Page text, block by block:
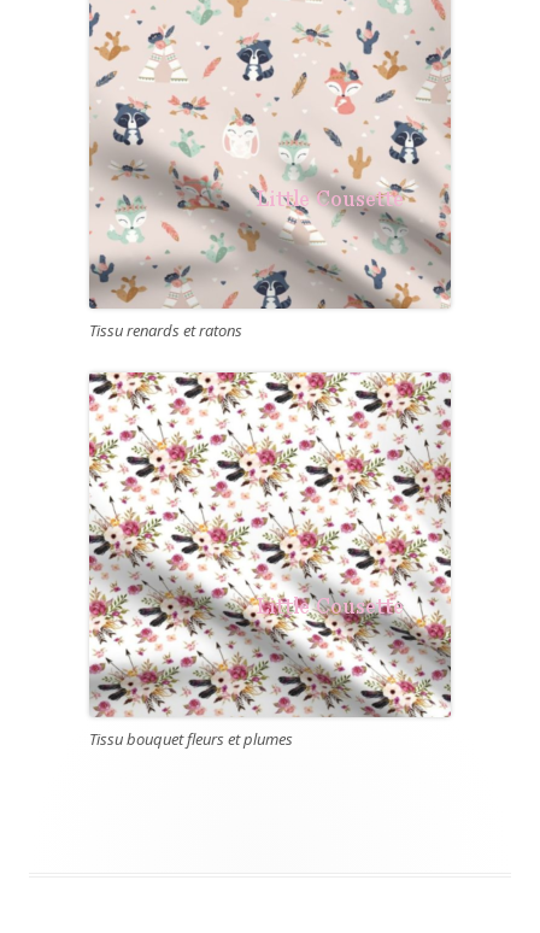
Tissu renards et ratons
Tissu bouquet fleurs et plumes